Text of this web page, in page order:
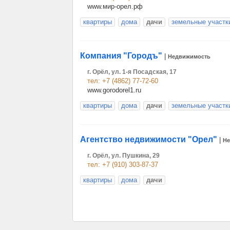
www.мир-орел.рф
квартиры
дома дачи земельные
Компания "Городъ" Недвижимость
г. Орёл, ул. 1-я Посадская, 17
тел: +7 (4862) 77-72-60
www.gorodorel1.ru
квартиры
дома дачи земельные
Агентство недвижимости "Орел"
г. Орёл, ул. Пушкина, 29
тел: +7 (910) 303-87-37
квартиры
дома дачи